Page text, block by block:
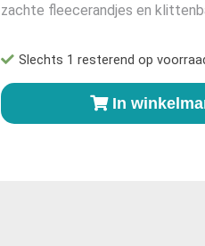
zachte fleecerandjes en
Slechts 1 resterend op
Petit
Lulu
In